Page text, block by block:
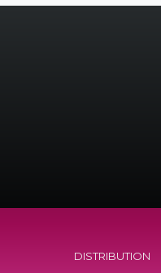
DISTRIBUTION